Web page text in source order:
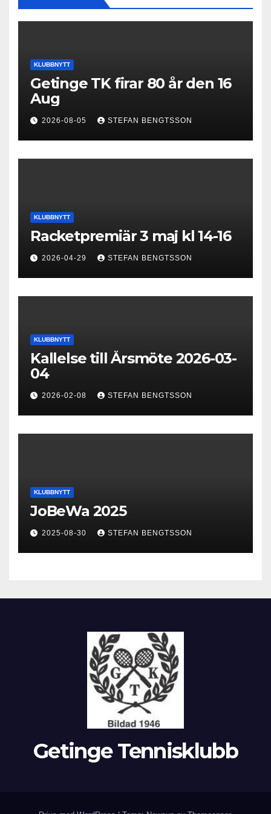
KLUBBNYTT
Getinge TK firar 80 år den 16
Aug
2026-08-05 STEFAN BENGTSSON
KLUBBNYTT
Racketpremiär 3 maj kl 14-16
2026-04-29 STEFAN BENGTSSON
KLUBBNYTT
Kallelse till Årsmöte 2026-03-
04
2026-02-08 STEFAN BENGTSSON
KLUBBNYTT
JoBeWa 2025
2025-08-30 STEFAN BENGTSSON
Getinge Tennisklubb